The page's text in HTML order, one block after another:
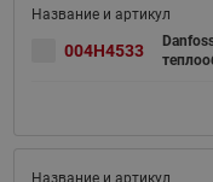
004H4533